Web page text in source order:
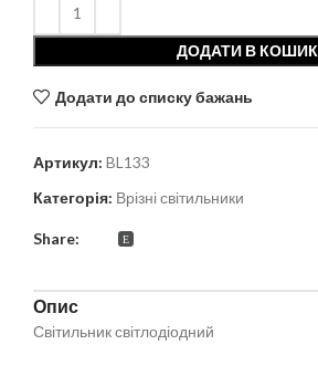
ДОДАТИ В КОШИК
Додати до списку бажань
Артикул: BL133
Категорія: Врізні світильники
Share:
Опис
Світильник світлодіодний